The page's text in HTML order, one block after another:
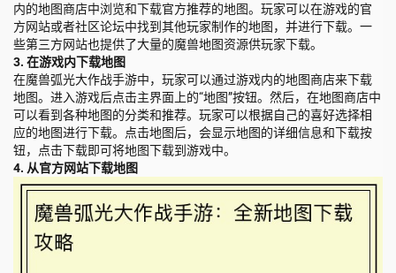
内的地图商店中浏览和下载官方推荐的地图。玩家可以在游戏的官
方网站或者社区论坛中找到其他玩家制作的地图，并进行下载。一
些第三方网站也提供了大量的魔兽地图资源供玩家下载。
3. 在游戏内下载地图
在魔兽弧光大作战手游中，玩家可以通过游戏内的地图商店来下载
地图。进入游戏后点击主界面上的“地图”按钮。然后，在地图商店中
可以看到各种地图的分类和推荐。玩家可以根据自己的喜好选择相
应的地图进行下载。点击地图后，会显示地图的详细信息和下载按
钮，点击下载即可将地图下载到游戏中。
4. 从官方网站下载地图